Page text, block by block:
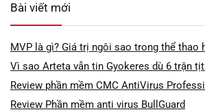
Bài viết mới
MVP là gì? Giá trị ngôi sao trong thể thao
Vì sao Arteta vẫn tin Gyokeres dù 6 trận
Review phần mềm CMC AntiVirus
Review Phần mềm anti virus BullGuard